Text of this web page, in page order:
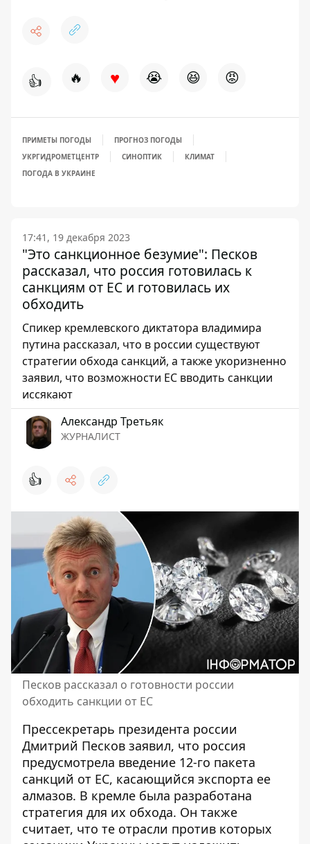
👍 🔥 ♥ 😭 😆 😡
ПРИМЕТЫ ПОГОДЫ
ПРОГНОЗ ПОГОДЫ
УКРГИДРОМЕТЦЕНТР
СИНОПТИК
КЛИМАТ
ПОГОДА В УКРАИНЕ
17:41, 19 декабря 2023
"Это санкционное безумие": Песков
рассказал, что россия готовилась к
санкциям от ЕС и готовилась их
обходить
Спикер кремлевского диктатора владимира
путина рассказал, что в россии существуют
стратегии обхода санкций, а также укоризненно
заявил, что возможности ЕС вводить санкции
иссякают
Александр Третьяк
ЖУРНАЛИСТ
👍
Песков рассказал о готовности россии
обходить санкции от ЕС
Прессекретарь президента россии
Дмитрий Песков заявил, что россия
предусмотрела введение 12-го пакета
санкций от ЕС, касающийся экспорта ее
алмазов. В кремле была разработана
стратегия для их обхода. Он также
считает, что те отрасли против которых